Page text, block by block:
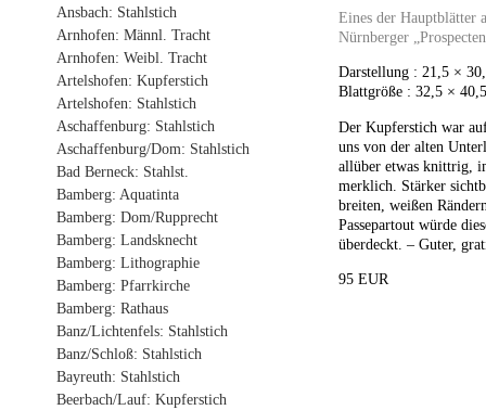
Ansbach: Stahlstich
Arnhofen: Männl. Tracht
Arnhofen: Weibl. Tracht
Artelshofen: Kupferstich
Artelshofen: Stahlstich
Aschaffenburg: Stahlstich
Aschaffenburg/Dom: Stahlstich
Bad Berneck: Stahlst.
Bamberg: Aquatinta
Bamberg: Dom/Rupprecht
Bamberg: Landsknecht
Bamberg: Lithographie
Bamberg: Pfarrkirche
Bamberg: Rathaus
Banz/Lichtenfels: Stahlstich
Banz/Schloß: Stahlstich
Bayreuth: Stahlstich
Beerbach/Lauf: Kupferstich
Eines der Hauptblätter
Nürnberger
Darstellung : 21,5 ×
Blattgröße : 32,5 × 40,5
Der Kupferstich war
uns von der alten
allüber etwas knittrig,
merklich. Stärker
breiten, weißen
Passepartout würde
überdeckt. – Guter,
95 EUR